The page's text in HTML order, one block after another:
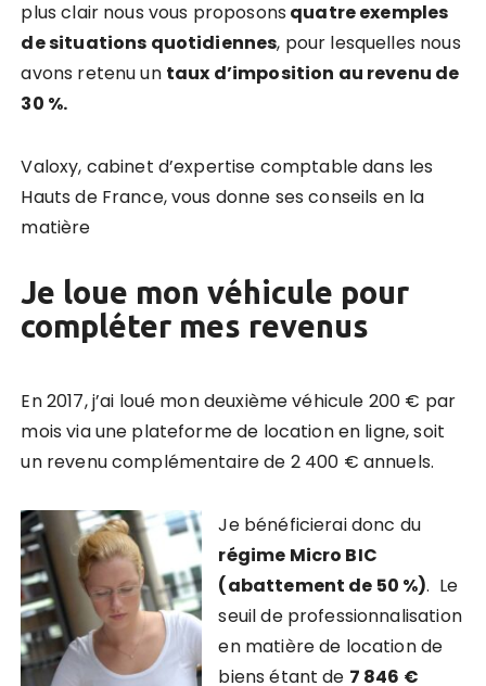
plus clair nous vous proposons quatre exemples
de situations quotidiennes, pour lesquelles nous
avons retenu un taux d’imposition au revenu de
30 %.
Valoxy, cabinet d’expertise comptable dans les
Hauts de France,vous donne ses conseils en la
matière
Je loue mon véhicule pour
compléter mes revenus
En 2017, j’ai loué mon deuxième véhicule 200 € par
mois via une plateforme de location en ligne, soit
un revenu complémentaire de 2 400 € annuels.
Je bénéficierai donc du
régime Micro BIC
(abattement de 50 %). Le
seuil de professionnalisation
en matière de location de
biens étant de 7 846 €